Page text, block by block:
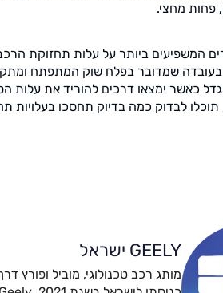
פחות מחצי.
המשפיעים ביותר על עלות תחזוקת
שמדובר בפלח שוק המתפתח
כאשר ימצאו דרכים להוריד את עלות
תוכלו לבדוק כמה בדיוק תחסכו
GEELY ישראל
מותג רכב טכנולוגי, מוביל